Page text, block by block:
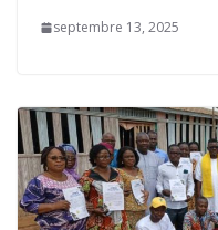
septembre 13, 2025